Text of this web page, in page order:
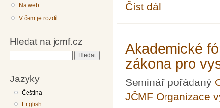
Na web
V čem je rozdíl
Hledat na jcmf.cz
Jazyky
Čeština
English
Číst dál
Akademické
zákona pro
Seminář pořádaný
JČMF Organizace